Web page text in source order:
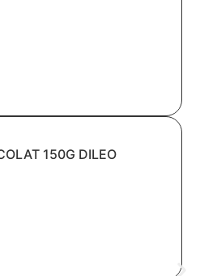
150G DILEO